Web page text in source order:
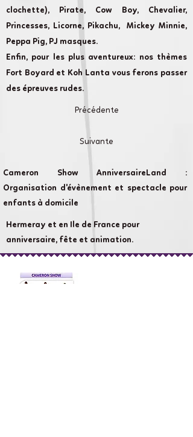
clochette), Pirate, Cow Boy, Chevalier,
Princesses, Licorne, Pikachu, Mickey Minnie,
Peppa Pig, PJ masques.
Enfin, pour les plus aventureux: nos thèmes
Fort Boyard et Koh Lanta vous ferons passer
des épreuves rudes.
Précédente
Suivante
Cameron Show AnniversaireLand :
Organisation d'évènement et spectacle pour
enfants à domicile
Hermeray et en Ile de France pour
anniversaire, fête et animation.